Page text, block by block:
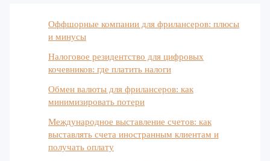
Оффшорные компании для фрилансеров: плюсы
и минусы
Налоговое резидентство для цифровых
кочевников: где платить налоги
Обмен валюты для фрилансеров: как
минимизировать потери
Международное выставление счетов: как
выставлять счета иностранным клиентам и
получать оплату